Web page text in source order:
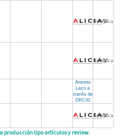
No Aplica
No Aplica
Antonio
Lazo a
través de
ORCID
No Aplica
producción tipo artículos y review.